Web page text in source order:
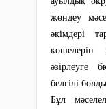
жөндеу
әкімдері
көшелерін
әзірлеуге
белгілі
Бұл